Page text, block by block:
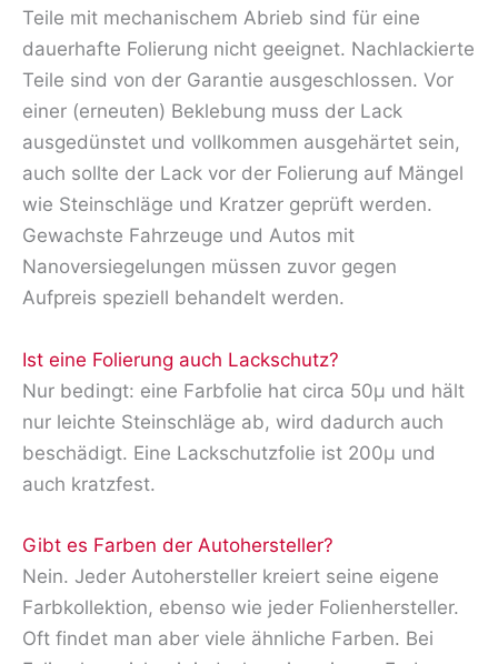
Teile mit mechanischem Abrieb sind für eine
dauerhafte Folierung nicht geeignet. Nachlackierte
Teile sind von der Garantie ausgeschlossen. Vor
einer (erneuten) Beklebung muss der Lack
ausgedünstet und vollkommen ausgehärtet sein,
auch sollte der Lack vor der Folierung auf Mängel
wie Steinschläge und Kratzer geprüft werden.
Gewachste Fahrzeuge und Autos mit
Nanoversiegelungen müssen zuvor gegen
Aufpreis speziell behandelt werden.
Ist eine Folierung auch Lackschutz?
Nur bedingt: eine Farbfolie hat circa 50μ und hält
nur leichte Steinschläge ab, wird dadurch auch
beschädigt. Eine Lackschutzfolie ist 200μ und
auch kratzfest.
Gibt es Farben der Autohersteller?
Nein. Jeder Autohersteller kreiert seine eigene
Farbkollektion, ebenso wie jeder Folienhersteller.
Oft findet man aber viele ähnliche Farben. Bei